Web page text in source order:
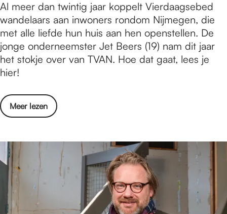
h
e
t
S
t
a
o
i
n
t
m
o
e
n
g
n
e
i
2
0
2
6
e
u
i
t
j
i
n
I
n
t
e
r
v
e
w
J
B
Al meer dan twintig jaar koppelt Vierdaagsebed
wandelaars aan inwoners rondom Nijmegen, die
met alle liefde hun huis aan hen openstellen. De
jonge onderneemster Jet Beers (19) nam dit jaar
het stokje over van TVAN. Hoe dat gaat, lees je
hier!
Meer lezen
o
v